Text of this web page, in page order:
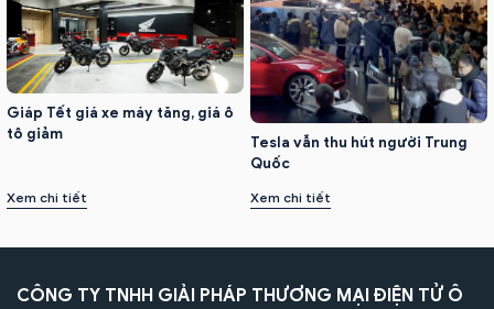
Giáp Tết giá xe máy tăng, giá ô
tô giảm
Xem chi tiết
Tesla vẫn thu hút người Trung
Quốc
Xem chi tiết
CÔNG TY TNHH GIẢI PHÁP THƯƠNG MẠI ĐIỆN TỬ Ô